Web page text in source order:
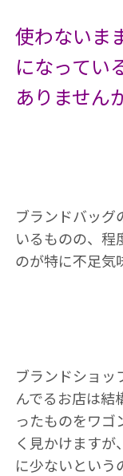
使わないま
になってい
ありません
ブランドバッグ
いるものの、程
のが特に不足気
ブランドショッ
んでるお店は結
ったものをワゴ
く見かけますが
に少ないという